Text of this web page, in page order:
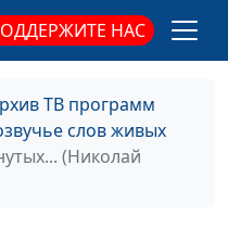
НАС
ТВ программ
слов живых
(Николай
Захаров